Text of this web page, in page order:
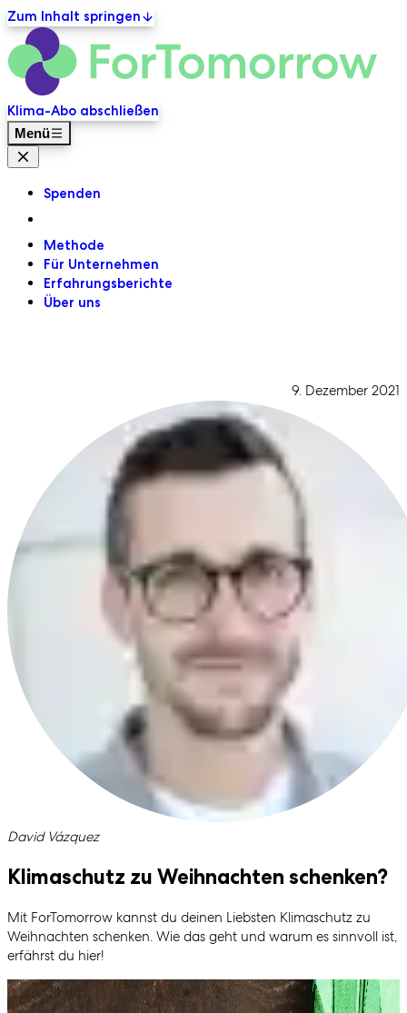
Zum Inhalt springen
Primäre Navigation
Klima-Abo abschließen
Menü
Menü Schließen
Spenden
Methode
Für Unternehmen
Erfahrungsberichte
Über uns
9. Dezember 2021
Geschrieben von
David Vázquez
Klimaschutz zu Weihnachten schenken?
Mit ForTomorrow kannst du deinen Liebsten Klimaschutz zu
Weihnachten schenken. Wie das geht und warum es sinnvoll ist,
erfährst du hier!